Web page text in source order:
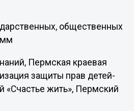
общественных
Пермская краевая
защиты прав детей-
«Счастье жить», Пермский